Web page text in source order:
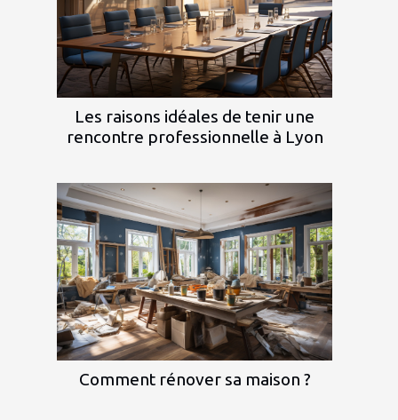
Les raisons idéales de tenir une
rencontre professionnelle à Lyon
Comment rénover sa maison ?